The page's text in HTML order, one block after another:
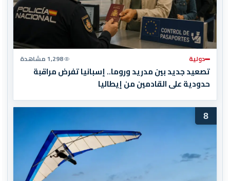
دولية 1,298 مشاهدة
تصعيد جديد بين مدريد وروما.. إسبانيا تفرض مراقبة
حدودية على القادمين من إيطاليا
8